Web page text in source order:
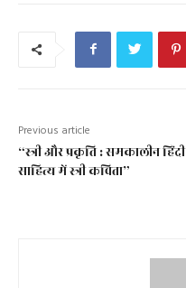
Previous article
“स्त्री और प्रकृति : समकालीन हिंदी
साहित्य में स्त्री कविता”